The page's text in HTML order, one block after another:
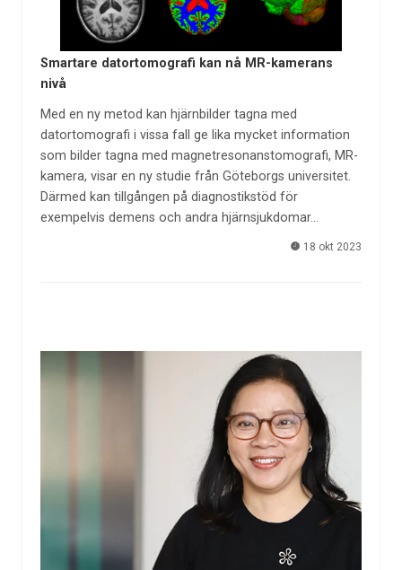
Smartare datortomografi kan nå MR-kamerans
nivå
Med en ny metod kan hjärnbilder tagna med
datortomografi i vissa fall ge lika mycket information
som bilder tagna med magnetresonanstomografi, MR-
kamera, visar en ny studie från Göteborgs universitet.
Därmed kan tillgången på diagnostikstöd för
exempelvis demens och andra hjärnsjukdomar…
18 okt 2023